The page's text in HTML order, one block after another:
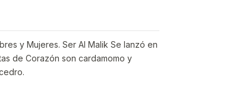
y Mujeres. Ser Al Malik Se lanzó en
de Corazón son cardamomo y